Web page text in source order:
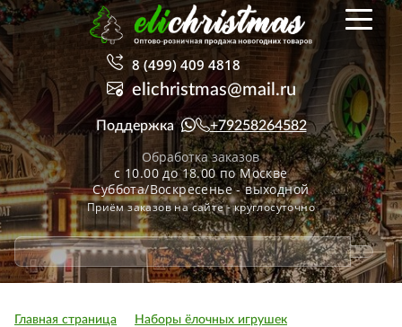
8 (499) 409 4818
elichristmas@mail.ru
Поддержка +79258264582
Обработка заказов
с 10.00 до 18.00 по Москве
Суббота/Воскресенье - выходной
Приём заказов на сайте - круглосуточно
Главная страница
Наборы ёлочных игрушек